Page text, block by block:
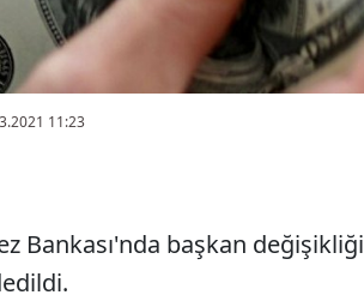
11:23
Bankası'nda başkan